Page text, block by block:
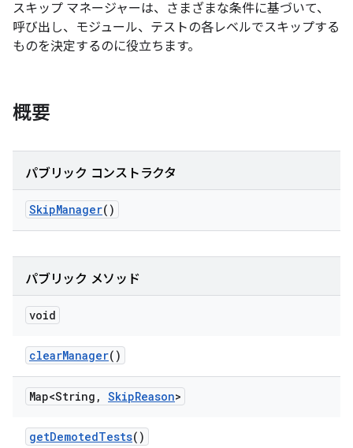
スキップ マネージャーは、さまざまな条件に基づいて、
呼び出し、モジュール、テストの各レベルでスキップする
ものを決定するのに役立ちます。
概要
パブリック コンストラクタ
SkipManager()
パブリック メソッド
void
clearManager()
Map<String , SkipReason>
getDemotedTests()